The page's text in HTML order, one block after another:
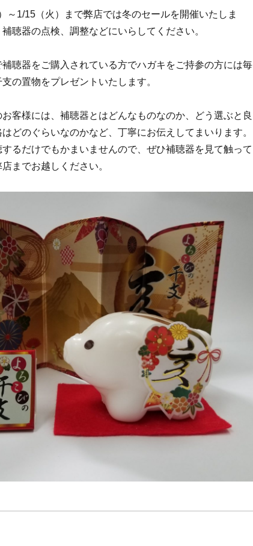
～1/15（火）まで弊店では冬のセールを開催いたしま
聴器の点検、調整などにいらしてください。
聴器をご購入されている方でハガキをご持参の方には毎
の置物をプレゼントいたします。
客様には、補聴器とはどんなものなのか、どう選ぶと良
どのぐらいなのかなど、丁寧にお伝えしてまいります。
るだけでもかまいませんので、ぜひ補聴器を見て触って
までお越しください。